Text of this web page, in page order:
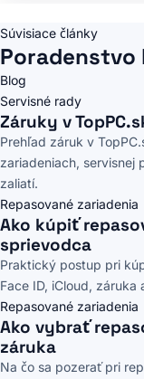
Súvisiace články
Blog
Servisné rady
Záruky v
Prehľad záruk v
zariadeniach, servisnej
zaliatí.
Repasované zariadenia
Ako kúpiť
sprievodca
Praktický postup pri
Face ID, iCloud,
Repasované zariadenia
Ako vybrať
záruka
Na čo sa pozerať pri